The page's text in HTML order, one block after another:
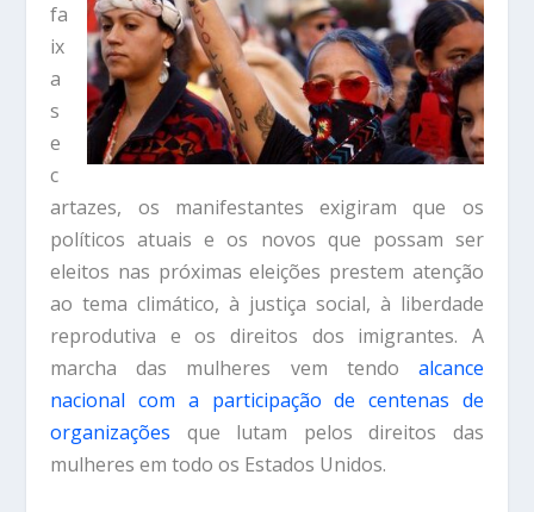
fa
ix
a
s
e
c
artazes, os manifestantes exigiram que os
políticos atuais e os novos que possam ser
eleitos nas próximas eleições prestem atenção
ao tema climático, à justiça social, à liberdade
reprodutiva e os direitos dos imigrantes. A
marcha das mulheres vem tendo alcance
nacional com a participação de centenas de
organizações que lutam pelos direitos das
mulheres em todo os Estados Unidos.